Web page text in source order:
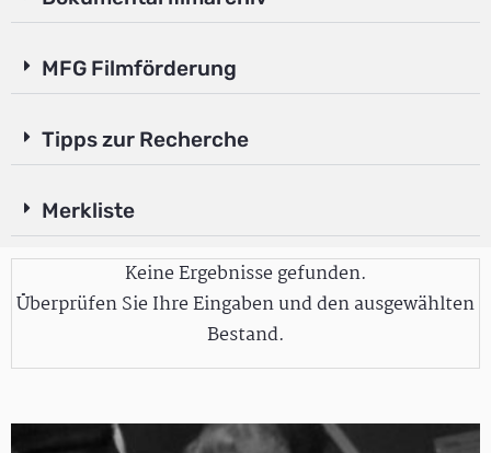
MFG Filmförderung
Tipps zur Recherche
Merkliste
Keine Ergebnisse gefunden.
Überprüfen Sie Ihre Eingaben und den ausgewählten
Bestand.